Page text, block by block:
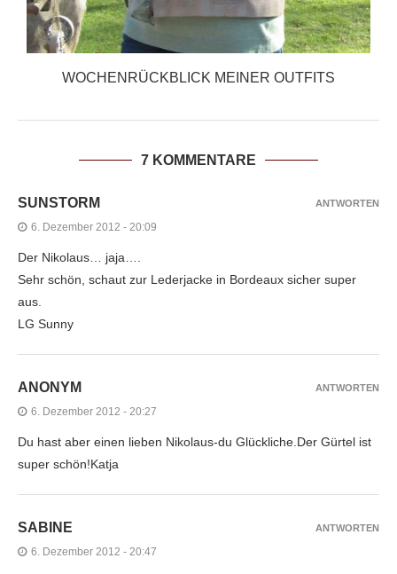
WOCHENRÜCKBLICK MEINER OUTFITS
7 KOMMENTARE
SUNSTORM
6. Dezember 2012 - 20:09
Der Nikolaus… jaja….
Sehr schön, schaut zur Lederjacke in Bordeaux sicher super
aus.
LG Sunny
ANTWORTEN
ANONYM
6. Dezember 2012 - 20:27
Du hast aber einen lieben Nikolaus-du Glückliche.Der Gürtel ist
super schön!Katja
ANTWORTEN
SABINE
6. Dezember 2012 - 20:47
ANTWORTEN